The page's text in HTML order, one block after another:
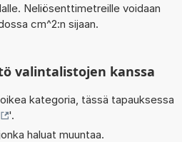
Neliösenttimetreille voidaan
cm^2:n sijaan.
valintalistojen kanssa
kategoria, tässä tapauksessa
'.
haluat muuntaa.